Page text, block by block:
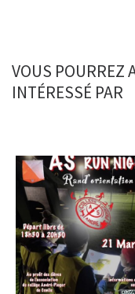
VOUS POURREZ
INTÉRESSÉ PAR